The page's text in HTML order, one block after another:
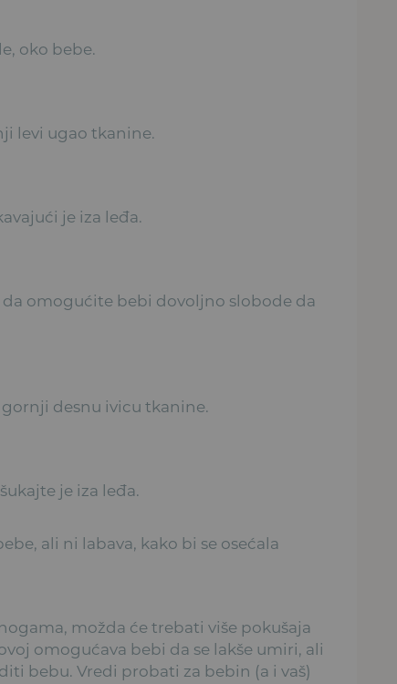
oko bebe.
levi ugao tkanine.
je iza leđa.
omogućite bebi dovoljno slobode da
desnu ivicu tkanine.
je iza leđa.
ali ni labava, kako bi se osećala
možda će trebati više pokušaja
omogućava bebi da se lakše umiri, ali
bebu. Vredi probati za bebin (a i vaš)